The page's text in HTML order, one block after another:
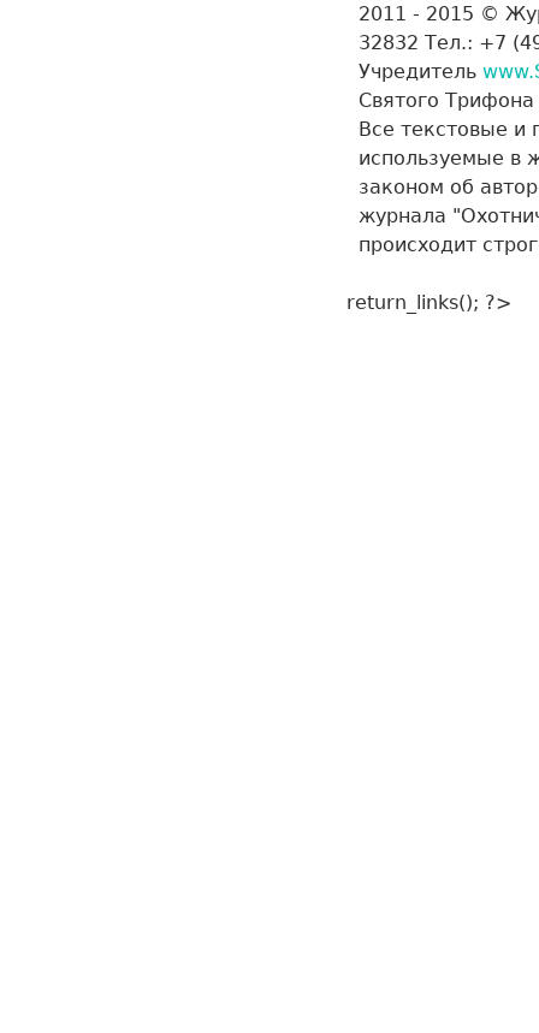
2011 - 2015 ©
32832 Тел.: +7
Учредитель
Святого
Все текстовые и
используемые в
законом об
журнала
происходит
return_links(); ?>